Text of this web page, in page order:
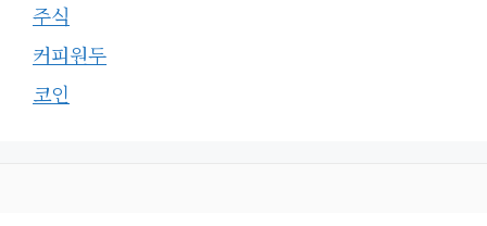
주식
커피원두
코인